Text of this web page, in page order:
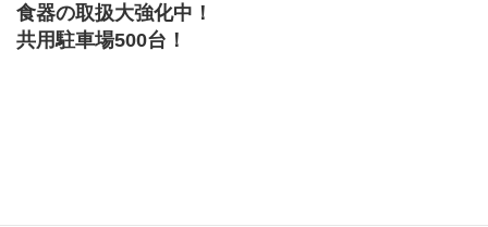
食器の取扱大強化中！
共用駐車場500台！